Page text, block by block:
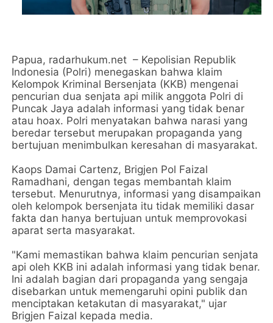
Papua, radarhukum.net – Kepolisian Republik
Indonesia (Polri) menegaskan bahwa klaim
Kelompok Kriminal Bersenjata (KKB) mengenai
pencurian dua senjata api milik anggota Polri di
Puncak Jaya adalah informasi yang tidak benar
atau hoax. Polri menyatakan bahwa narasi yang
beredar tersebut merupakan propaganda yang
bertujuan menimbulkan keresahan di masyarakat.
Kaops Damai Cartenz, Brigjen Pol Faizal
Ramadhani, dengan tegas membantah klaim
tersebut. Menurutnya, informasi yang disampaikan
oleh kelompok bersenjata itu tidak memiliki dasar
fakta dan hanya bertujuan untuk memprovokasi
aparat serta masyarakat.
"Kami memastikan bahwa klaim pencurian senjata
api oleh KKB ini adalah informasi yang tidak benar.
Ini adalah bagian dari propaganda yang sengaja
disebarkan untuk memengaruhi opini publik dan
menciptakan ketakutan di masyarakat," ujar
Brigjen Faizal kepada media.